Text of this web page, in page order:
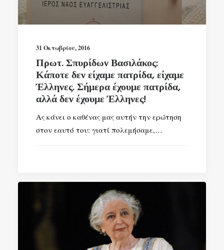
31 Οκτωβρίου, 2016
Πρωτ. Σπυρίδων Βασιλάκος:
Κάποτε δεν είχαμε πατρίδα, είχαμε
Έλληνες. Σήμερα έχουμε πατρίδα,
αλλά δεν έχουμε Έλληνες!
Ας κάνει ο καθένας μας αυτήν την ερώτηση
στον εαυτό του: γιατί πολεμήσαμε,…